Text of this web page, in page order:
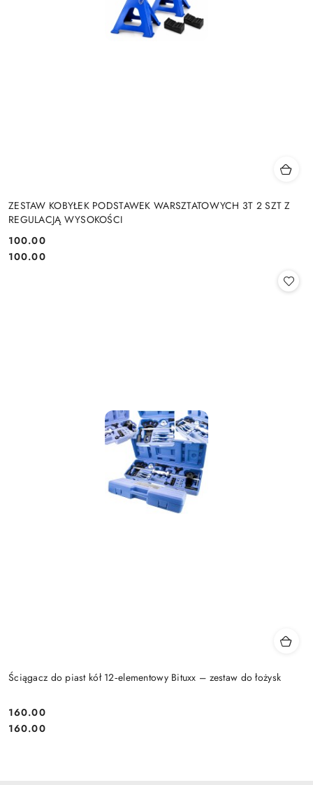
ZESTAW KOBYŁEK PODSTAWEK WARSZTATOWYCH 3T 2 SZT Z
REGULACJĄ WYSOKOŚCI
Cena:
100.00
Cena:
100.00
Ściągacz do piast kół 12‑elementowy Bituxx – zestaw do łożysk
Cena:
160.00
Cena:
160.00